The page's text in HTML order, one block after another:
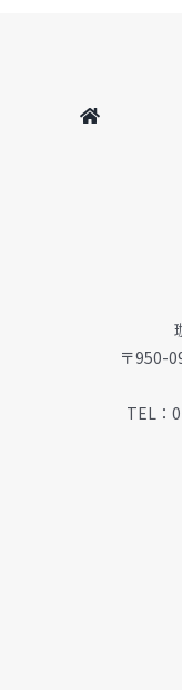
〒950-
TEL：